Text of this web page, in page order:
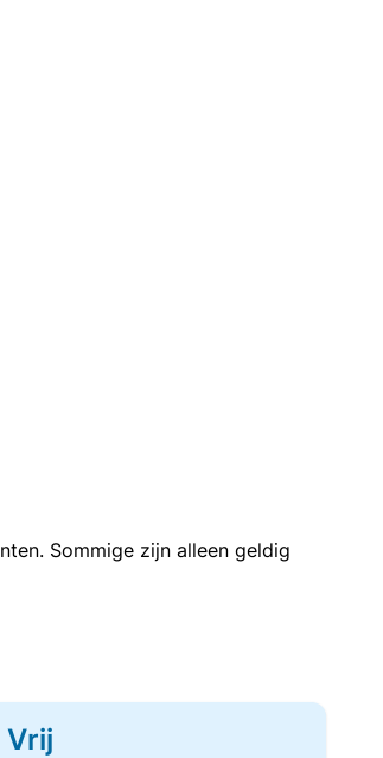
Sommige zijn alleen geldig
Vrij